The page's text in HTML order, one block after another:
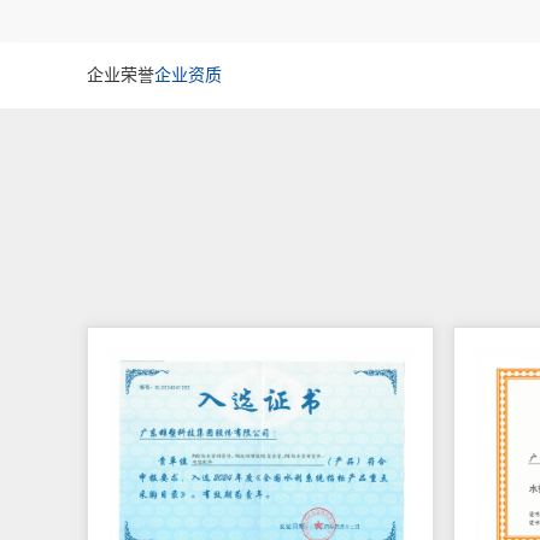
企业荣誉企业资质